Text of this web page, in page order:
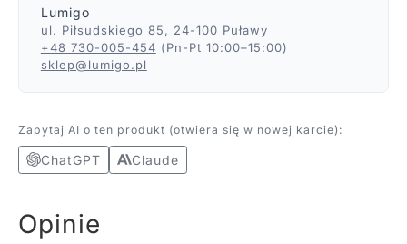
Lumigo
ul. Piłsudskiego 85, 24-100 Puławy
+48 730-005-454 (Pn-Pt 10:00–15:00)
sklep@lumigo.pl
Zapytaj AI o ten produkt (otwiera się w nowej karcie):
ChatGPT Claude
Opinie